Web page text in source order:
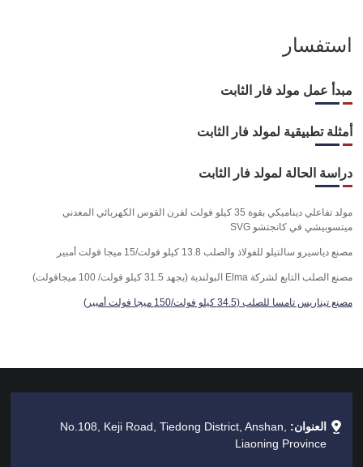
استفسار
مبدأ عمل مولد فار الثابت
أمثلة تطبيقية لمولد فار الثابت
دراسة الحالة لمولد فار الثابت
مولد تفاعلي ديناميكي بقوة 35 كيلو فولت لفرن القوس الكهربائي المعدني
ميتسوبيشي في كانجتشو SVG
مصنع دياسيرو سالتيلو للفولاذ والصلب 13.8 كيلو فولت/15 ميجا فولت أمبير
مصنع الصلب التابع لشركة Elma البولندية (بجهد 31.5 كيلو فولت/ 100 ميجافولت)
مصنع تيناريس تامسا للصلب (34.5 كيلو فولت/150 ميجا فولت أمبير)
العنوان:
No.108, Keji Road, Tiedong District, Anshan,
Liaoning Province